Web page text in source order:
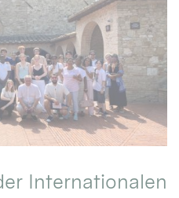
Internationalen